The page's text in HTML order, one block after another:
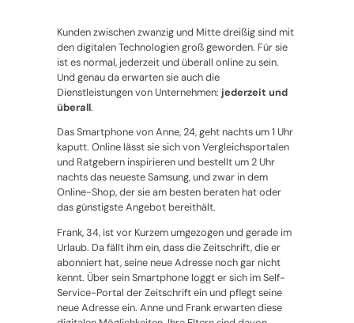
Kunden zwischen zwanzig und Mitte dreißig sind mit
den digitalen Technologien groß geworden. Für sie
ist es normal, jederzeit und überall online zu sein.
Und genau da erwarten sie auch die
Dienstleistungen von Unternehmen: jederzeit und
überall.
Das Smartphone von Anne, 24, geht nachts um 1 Uhr
kaputt. Online lässt sie sich von Vergleichsportalen
und Ratgebern inspirieren und bestellt um 2 Uhr
nachts das neueste Samsung, und zwar in dem
Online-Shop, der sie am besten beraten hat oder
das günstigste Angebot bereithält.
Frank, 34, ist vor Kurzem umgezogen und gerade im
Urlaub. Da fällt ihm ein, dass die Zeitschrift, die er
abonniert hat, seine neue Adresse noch gar nicht
kennt. Über sein Smartphone loggt er sich im Self-
Service-Portal der Zeitschrift ein und pflegt seine
neue Adresse ein. Anne und Frank erwarten diese